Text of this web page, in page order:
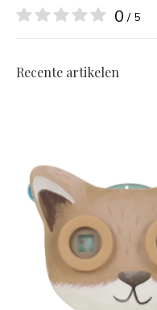
0 / 5
Recente artikelen